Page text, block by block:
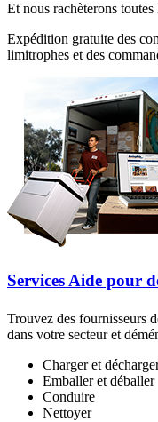
Et nous rachèterons
Expédition gratuite des
limitrophes et des
Services Aide pour
Trouvez des fournisseurs
dans votre secteur et
Charger et
Emballer et déballer
Conduire
Nettoyer